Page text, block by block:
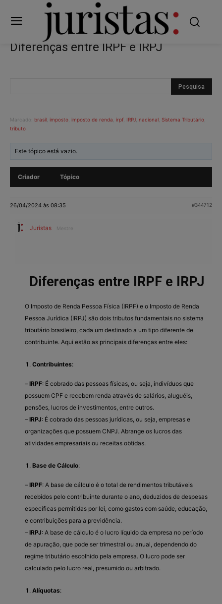
Diferenças entre IRPF e IRPJ
Marcado: brasil imposto imposto de renda irpf IRPJ nacional Sistema Tributário
tributo
Este tópico está vazio.
Criador Tópico
26/04/2024 às 08:35 #344712
Juristas Mestre
Diferenças entre IRPF e IRPJ
O Imposto de Renda Pessoa Física (IRPF) e o Imposto de Renda
Pessoa Jurídica (IRPJ) são dois tributos fundamentais no sistema
tributário brasileiro, cada um destinado a um tipo diferente de
contribuinte. Aqui estão as principais diferenças entre eles:
Contribuintes:
– IRPF: É cobrado das pessoas físicas, ou seja, indivíduos que
possuem CPF e recebem renda através de salários, aluguéis,
pensões, lucros de investimentos, entre outros.
– IRPJ: É cobrado das pessoas jurídicas, ou seja, empresas e
organizações que possuem CNPJ. Abrange os lucros das
atividades empresariais ou receitas obtidas.
Base de Cálculo:
– IRPF: A base de cálculo é o total de rendimentos tributáveis
recebidos pelo contribuinte durante o ano, deduzidos de despesas
específicas permitidas por lei, como gastos com saúde, educação,
e contribuições para a previdência.
– IRPJ: A base de cálculo é o lucro líquido da empresa no período
de apuração, que pode ser trimestral ou anual, dependendo do
regime tributário escolhido pela empresa. O lucro pode ser
calculado pelo lucro real, presumido ou arbitrado.
Alíquotas: